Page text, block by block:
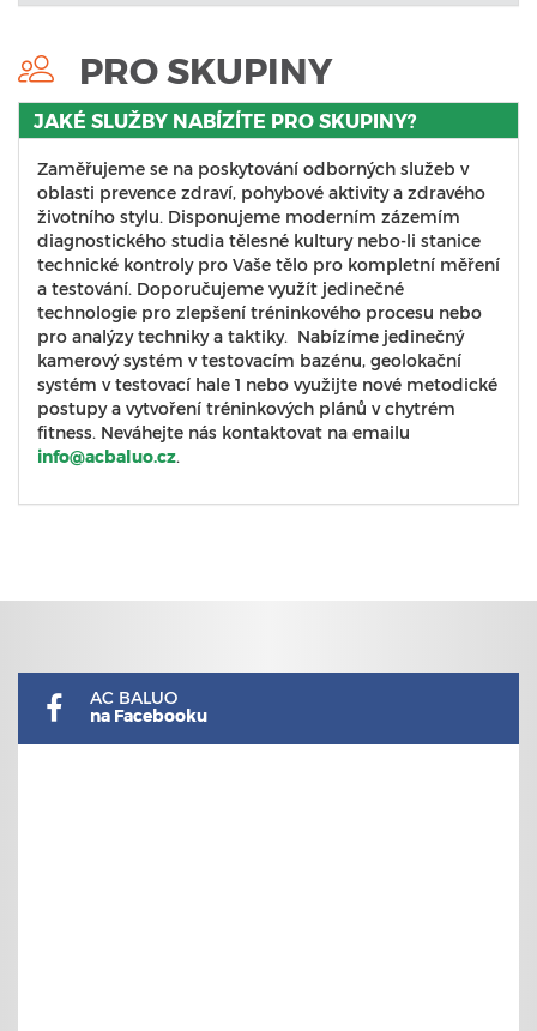
PRO SKUPINY
JAKÉ SLUŽBY NABÍZÍTE PRO SKUPINY?
Zaměřujeme se na poskytování odborných služeb v
oblasti prevence zdraví, pohybové aktivity a zdravého
životního stylu. Disponujeme moderním zázemím
diagnostického studia tělesné kultury nebo-li stanice
technické kontroly pro Vaše tělo pro kompletní měření
a testování. Doporučujeme využít jedinečné
technologie pro zlepšení tréninkového procesu nebo
pro analýzy techniky a taktiky. Nabízíme jedinečný
kamerový systém v testovacím bazénu, geolokační
systém v testovací hale 1 nebo využijte nové metodické
postupy a vytvoření tréninkových plánů v chytrém
fitness. Neváhejte nás kontaktovat na emailu
info@acbaluo.cz.
AC BALUO
na Facebooku